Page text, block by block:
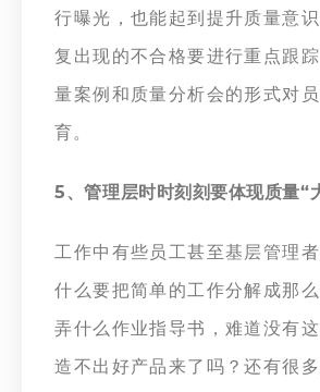
行曝光，也能起到提升质量意
复出现的不合格要进行重点跟
量案例和质量分析会的形式对
育。
5、管理层时时刻刻要体现质
工作中有些员工甚至基层管理
什么要把简单的工作分解成那
弄什么作业指导书，难道没有
造不出好产品来了吗？还有很多